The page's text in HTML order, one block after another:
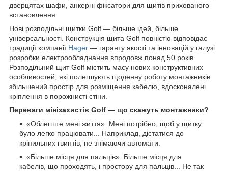
дверцятах шафи, анкерні фіксатори для щитів прихованого
встановлення.
Нові розподільні щитки Golf — більше ідей, більше
універсальності. Конструкція щита Golf повністю відповідає
традиції компанії Hager — гаранту якості та інновацій у галузі
розробки електрообладнання впродовж понад 50 років.
Розподільний щит Golf містить масу нових конструктивних
особливостей, які полегшують щоденну роботу монтажників:
збільшений простір для розміщення кабелю, вдосконалені
кріплення в порожнисті стіни.
Переваги мінізахистів Golf — що скажуть монтажники?
«Облегште мені життя». Мені потрібно, щоб у щитку
було легко працювати... Наприклад, дістатися до
кріпильних гвинтів, не знімаючи автомати.
«Більше місця для пальців». Більше місця для
кабелів, що проходять, і простору для пальців... Не так